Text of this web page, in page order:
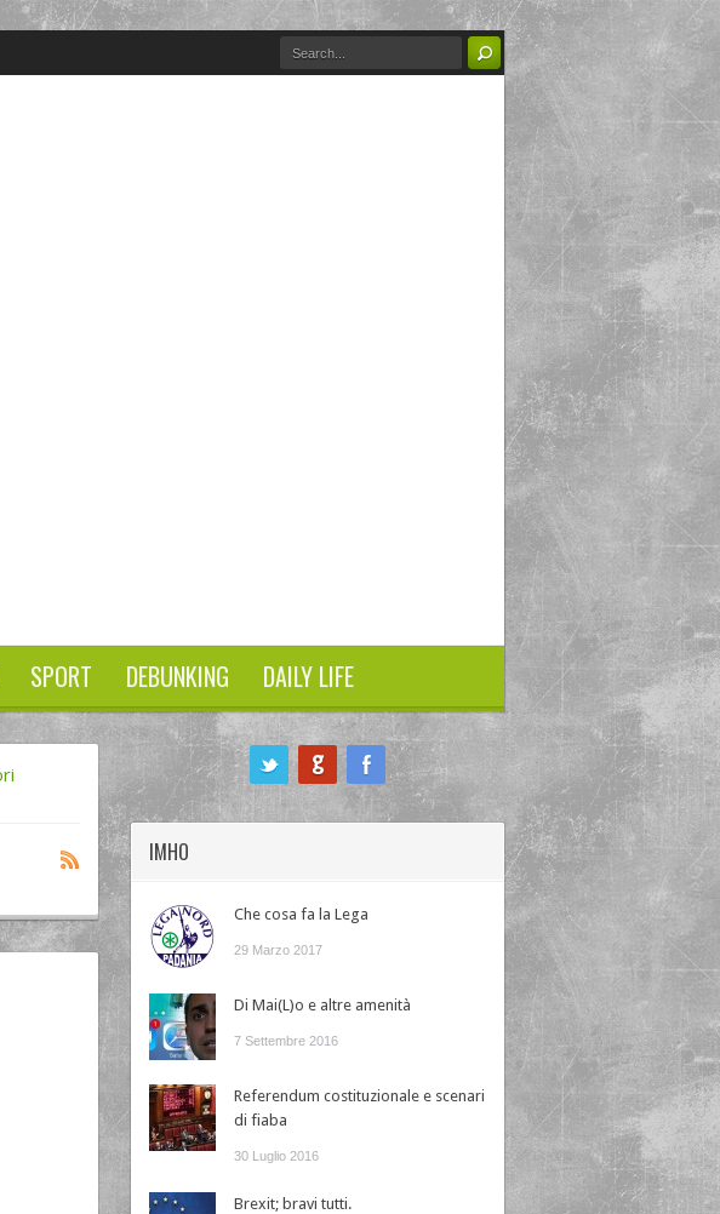
SPORT DEBUNKING DAILY LIFE
IMHO
Che cosa fa la Lega
29 Marzo 2017
Di Mai(L)o e altre amenità
7 Settembre 2016
Referendum costituzionale e scenari
di fiaba
30 Luglio 2016
Brexit; bravi tutti.